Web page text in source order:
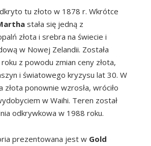
tu złoto w 1878 r. Wkrótce
stała się jedną z
złota i srebra na świecie i
w Nowej Zelandii. Została
z powodu zmian ceny złota,
i światowego kryzysu lat 30. W
złota ponownie wzrosła, wróciło
w Waihi. Teren został
odkrywkowa w 1988 roku.
prezentowana jest w Gold